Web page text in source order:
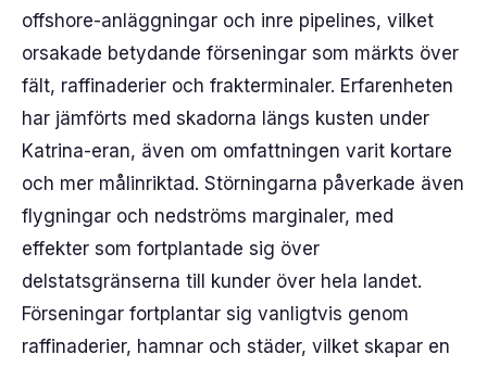
offshore-anläggningar och inre pipelines, vilket
orsakade betydande förseningar som märkts över
fält, raffinaderier och frakterminaler. Erfarenheten
har jämförts med skadorna längs kusten under
Katrina-eran, även om omfattningen varit kortare
och mer målinriktad. Störningarna påverkade även
flygningar och nedströms marginaler, med
effekter som fortplantade sig över
delstatsgränserna till kunder över hela landet.
Förseningar fortplantar sig vanligtvis genom
raffinaderier, hamnar och städer, vilket skapar en